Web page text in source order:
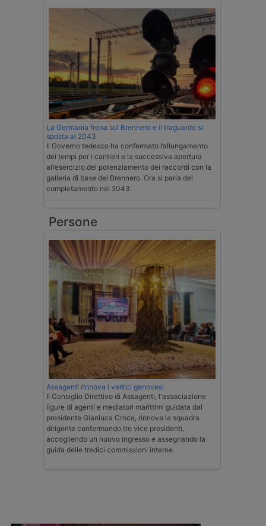
La Germania frena sul Brennero e il traguardo si
sposta al 2043
Il Governo tedesco ha confermato l’allungamento
dei tempi per i cantieri e la successiva apertura
all’esercizio del potenziamento dei raccordi con la
galleria di base del Brennero. Ora si parla del
completamento nel 2043.
Persone
Assagenti rinnova i vertici genovesi
Il Consiglio Direttivo di Assagenti, l'associazione
ligure di agenti e mediatori marittimi guidata dal
presidente Gianluca Croce, rinnova la squadra
dirigente confermando tre vice presidenti,
accogliendo un nuovo ingresso e assegnando la
guida delle tredici commissioni interne.